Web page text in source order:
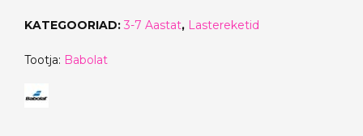
KATEGOORIAD: 3-7 Aastat, Lastereketid
Tootja: Babolat